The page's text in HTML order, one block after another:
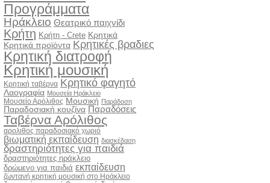
Προγράμματα
Ηράκλειο Θεατρικό παιχνίδι
Κρήτη Κρήτη - Crete Κρητικά
Κρητικά προϊόντα Κρητικές βραδιες
Κρητική διατροφή
Κρητική μουσική
Κρητική ταβέρνα Κρητικό φαγητό
Λαογραφία Μουσεία Ηράκλειο
Μουσείο Αρόλιθος Μουσική Παράδοση
Παραδοσιακή κουζίνα Παραδόσεις
Ταβέρνα Αρόλιθος
αρολιθος παραδοσιακό χωριό
βιωματική εκπαίδευση διασκέδαση
δραστηριότητες για παιδιά
δραστηριότητες ηράκλειο
δρώμενο για παιδιά εκπαίδευση
ζωντανή κρητική μουσική στο Ηράκλειο